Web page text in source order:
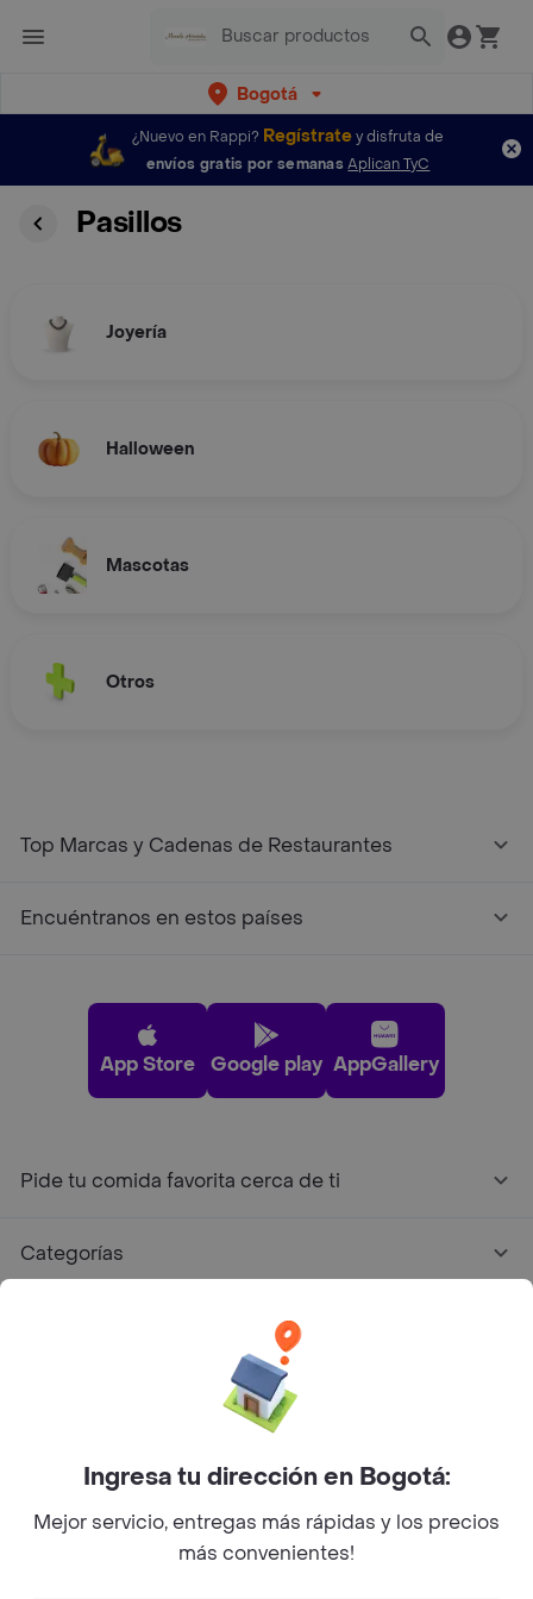
Bogotá
¿Nuevo en Rappi? Regístratey disfruta de
envíos gratis por semanas Aplican TyC
Pasillos
Joyería
Halloween
Mascotas
Otros
Top Marcas y Cadenas de Restaurantes
Encuéntranos en estos países
App Store Google play AppGallery
Pide tu comida favorita cerca de ti
Categorías
Facebook
Twitter
Instagram
©2026Rappi Inc. All rights reserved.
Ingresa tu dirección en Bogotá:
Mejor servicio, entregas más rápidas y los precios
más convenientes!